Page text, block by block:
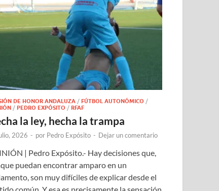
DE HONOR ANDALUZA /FÚTBOL AUTONÓMICO /
/PEDRO EXPÓSITO /RFAF
la ley, hecha la trampa
2026 - por Pedro Expósito - Dejar un comentario
| Pedro Expósito.- Hay decisiones que,
puedan encontrar amparo en un
son muy difíciles de explicar desde el
común. Y esa es precisamente la sensación